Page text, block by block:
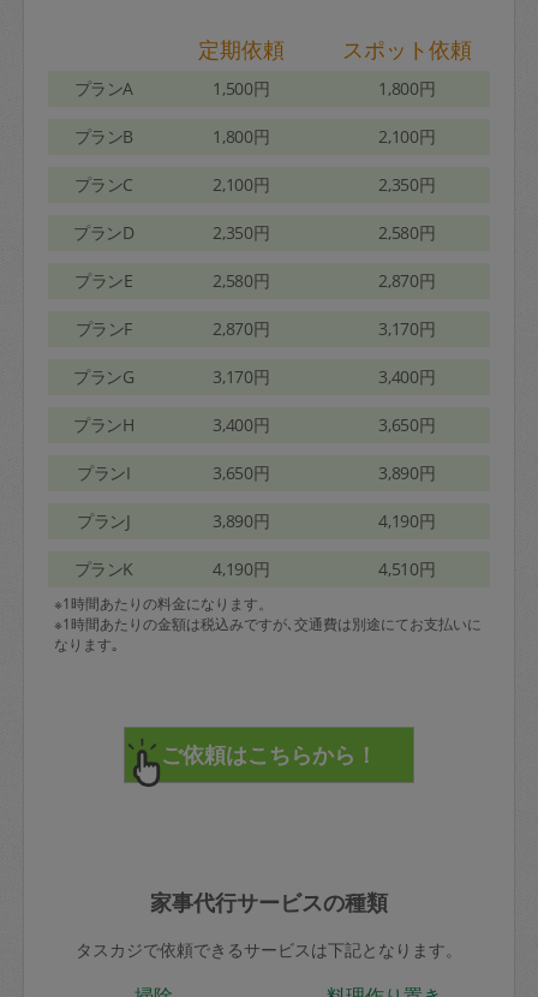
定期依頼 スポット依頼
プランA 1,500円 1,800円
プランB 1,800円 2,100円
プランC 2,100円 2,350円
プランD 2,350円 2,580円
プランE 2,580円 2,870円
プランF 2,870円 3,170円
プランG 3,170円 3,400円
プランH 3,400円 3,650円
プランI 3,650円 3,890円
プランJ 3,890円 4,190円
プランK 4,190円 4,510円
※1時間あたりの料金になります。
※1時間あたりの金額は税込みですが､交通費は別途にてお支払いに
なります｡
家事代行サービスの種類
タスカジで依頼できるサービスは下記となります。